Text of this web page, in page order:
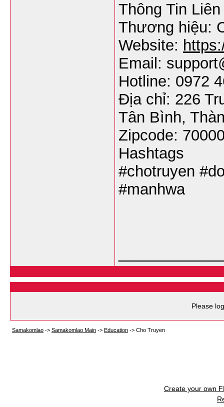
Thông Tin
Thương hiệu:
Website:
Email:
Hotline: 0972
Địa chỉ: 226
Tân Bình,
Zipcode:
Hashtags
#chotruyen
#manhwa
Please
Samakomlao -> Samakomlao Main -> Education -> Cho Truyen
Create your own